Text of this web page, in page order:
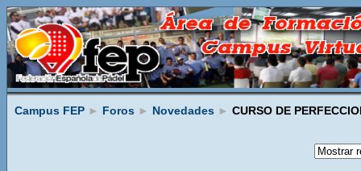
Campus FEP ► Foros ► Novedades ► CURSO DE